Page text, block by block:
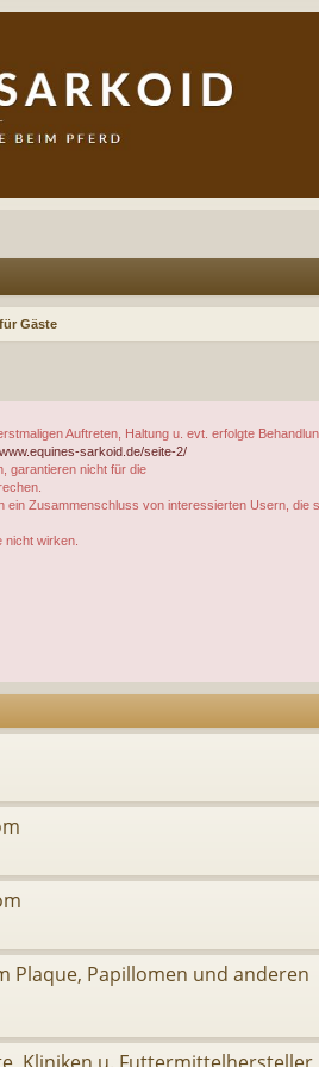
Gäste
Auftreten, Haltung u. evt. erfolgte
sarkoid.de/seite-2/
garantieren nicht für die
Zusammenschluss von interessierten Usern,
nicht wirken.
Plaque, Papillomen und anderen